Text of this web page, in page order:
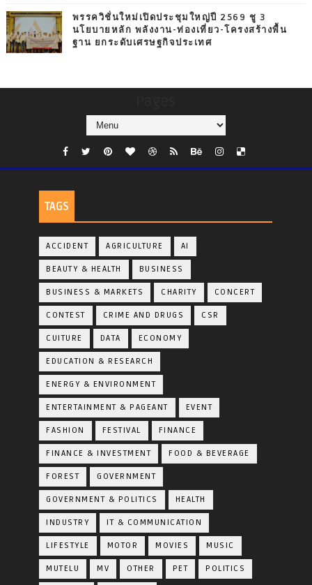
พรรควิชั่นใหม่เปิดประชุมใหญ่ปี 2569 ชู 3
นโยบายหลัก พลังงาน-ท่องเที่ยว-โครงสร้างพื้น
ฐาน ยกระดับเศรษฐกิจประเทศ
TAGS
ACCIDENT AGRICULTURE AI
BEAUTY & HEALTH BUSINESS
BUSINESS & MARKETS CHARITY CONCERT
CONTEST CRIME AND DRUGS CSR
CUITURE DATA ECONOMY
EDUCATION & RESEARCH
ENERGY & ENVIRONMENT
ENTERTAINMENT & PAGEANT EVENT
FASHION FESTIVAL FINANCE
FINANCE & INVESTMENT FOOD & BEVERAGE
FOREST GOVERNMENT
GOVERNMENT & POLITICS HEALTH
INDUSTRY IT & COMMUNICATION
LIFESTYLE MOTOR MOVIES MUSIC
MUTELU MV OTHER PET POLITICS